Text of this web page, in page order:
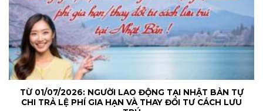
TỪ 01/07/2026: NGƯỜI LAO ĐỘNG TẠI NHẬT BẢN TỰ
CHI TRẢ LỆ PHÍ GIA HẠN VÀ THAY ĐỔI TƯ CÁCH LƯU